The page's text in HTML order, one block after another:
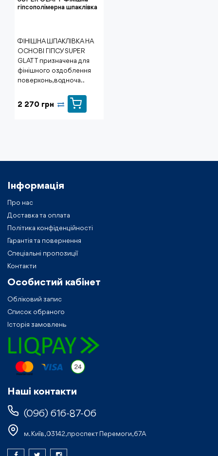
гіпсополімерна шпаклівка
ФІНІШНА ШПАКЛІВКА НА
ОСНОВІ ГІПСУ SUPER
GLATT призначена для
фінішного оздоблення
поверхонь, водноча..
2 270 грн
Інформація
Про нас
Доставка та оплата
Політика конфіденційності
Гарантія та повернення
Спеціальні пропозиції
Контакти
Особистий кабiнет
Обліковий запис
Список обраного
Історія замовлень
Нашi контакти
(096) 616-87-06
м. Київ, 03142, проспект Перемоги, 67А